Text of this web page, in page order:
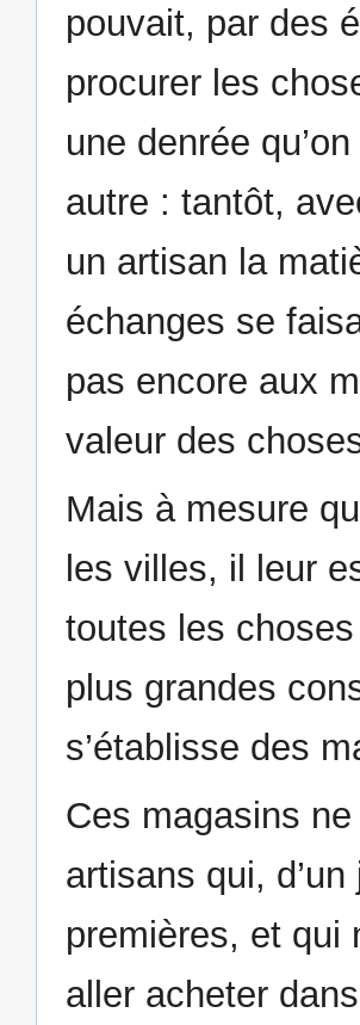
pouvait, par des
procurer les
une denrée
autre : tantôt,
un artisan la
échanges se
pas encore aux
valeur des
Mais à mesure
les villes, il leur
toutes les
plus grandes
s’établisse des
Ces magasins
artisans qui,
premières, et qui
aller acheter